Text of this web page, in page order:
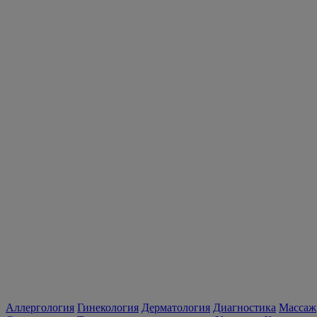
Аллергология Гинекология Дерматология Диагностика Массаж